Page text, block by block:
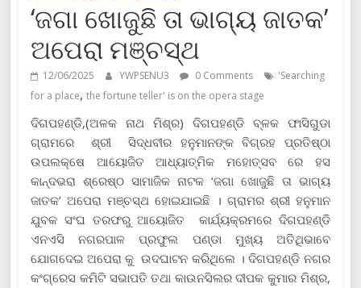
‘ଜଗା ଖୋଜୁଛି ତା ଭାଗ୍ୟ ଜାତକ’
ଅପେରା ମଞ୍ଚସ୍ଥ
12/06/2025 YWPSENU3 0 Comments
'Searching
for a place,the fortune teller' is on the opera stage
ଦିଗପହଣ୍ଡି,(ଅଳକ ନାଥ ମିଶ୍ର) ଦିଗପହଣ୍ଡି ବ୍ଳକ ଫାସିଗୁଡା
ଗ୍ରାମରେ ଶ୍ରୀ ସିଦ୍ଧବୀର ହନୁମାନଙ୍କ ବିଗ୍ରହ ପ୍ରତିଷ୍ଠା
ଉପଲକ୍ଷେ ଆୟୋଜିତ ଆଧ୍ୟାତ୍ମିକ ମହୋତ୍ସବ ରେ ହସ
କାନ୍ଦଭରା ଶ୍ରେଷ୍ଠ ସାମାଜିକ ନାଟକ ‘ଜଗା ଖୋଜୁଛି ତା ଭାଗ୍ୟ
ଜାତକ’ ଅପେରା ମଞ୍ଚସ୍ଥ ହୋଇଯାଇଛି । ଗ୍ରାମର ଶ୍ରୀ ହନୁମାନ
ଯୁବକ ସଂଘ ତରଫରୁ ଆୟୋଜିତ କାର୍ଯ୍ୟକ୍ରମରେ ଦିଗପହଣ୍ଡି
ଏନଏସି ନଗରପାଳ ପ୍ରଫୁଲ ପଣ୍ଡା ମୁଖ୍ୟ ଅତିଥିଭାବେ
ଯୋଗଦେଇ ଅପେରା କୁ ଉଦଘାଟନ କରିଥିଲେ । ଦିଗପହଣ୍ଡି ନଗର
କଂଗ୍ରେସ କମିଟି ସଭାପତି ତଥା କାଉନସିଲର ଦୀପକ କୁମାର ମିଶ୍ର,